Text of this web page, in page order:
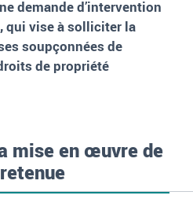
demande d’intervention
qui vise à solliciter la
soupçonnées de
de propriété
mise en œuvre de